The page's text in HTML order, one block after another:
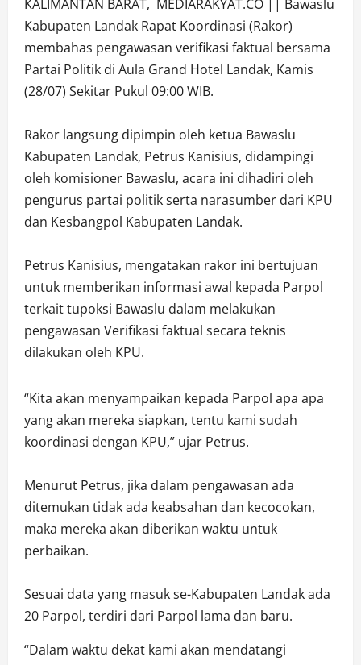
KALIMANTAN BARAT, MEDIARAKYAT.CO || Bawaslu
Kabupaten Landak Rapat Koordinasi (Rakor)
membahas pengawasan verifikasi faktual bersama
Partai Politik di Aula Grand Hotel Landak, Kamis
(28/07) Sekitar Pukul 09:00 WIB.
Rakor langsung dipimpin oleh ketua Bawaslu
Kabupaten Landak, Petrus Kanisius, didampingi
oleh komisioner Bawaslu, acara ini dihadiri oleh
pengurus partai politik serta narasumber dari KPU
dan Kesbangpol Kabupaten Landak.
Petrus Kanisius, mengatakan rakor ini bertujuan
untuk memberikan informasi awal kepada Parpol
terkait tupoksi Bawaslu dalam melakukan
pengawasan Verifikasi faktual secara teknis
dilakukan oleh KPU.
“Kita akan menyampaikan kepada Parpol apa apa
yang akan mereka siapkan, tentu kami sudah
koordinasi dengan KPU,” ujar Petrus.
Menurut Petrus, jika dalam pengawasan ada
ditemukan tidak ada keabsahan dan kecocokan,
maka mereka akan diberikan waktu untuk
perbaikan.
Sesuai data yang masuk se-Kabupaten Landak ada
20 Parpol, terdiri dari Parpol lama dan baru.
“Dalam waktu dekat kami akan mendatangi